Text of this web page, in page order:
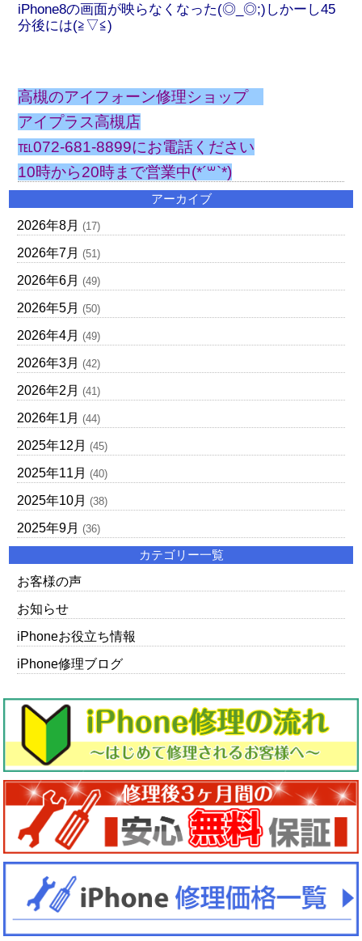
iPhone8の画面が映らなくなった(◎_◎;)しかーし45
分後には(≧▽≦)
高槻のアイフォーン修理ショップ
アイプラス高槻店
℡072-681-8899にお電話ください
10時から20時まで営業中(*´꒳`*)
アーカイブ
2026年8月 (17)
2026年7月 (51)
2026年6月 (49)
2026年5月 (50)
2026年4月 (49)
2026年3月 (42)
2026年2月 (41)
2026年1月 (44)
2025年12月 (45)
2025年11月 (40)
2025年10月 (38)
2025年9月 (36)
カテゴリー一覧
お客様の声
お知らせ
iPhoneお役立ち情報
iPhone修理ブログ